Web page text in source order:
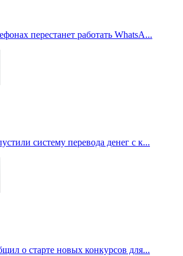
перестанет работать WhatsA...
систему перевода денег с к...
о старте новых конкурсов для...